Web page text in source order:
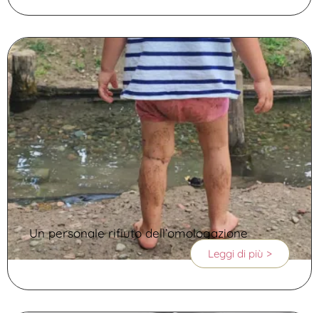
Un personale rifiuto dell’omologazione
Leggi di più >